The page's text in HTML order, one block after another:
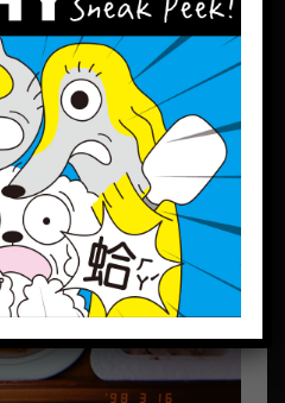
來了。